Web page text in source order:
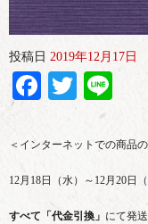
投稿日 2019年12月17日
Facebook
Twitter
＜インターネットでの商品
12月18日（水）～12月20日
すべて「代金引換」 にて発